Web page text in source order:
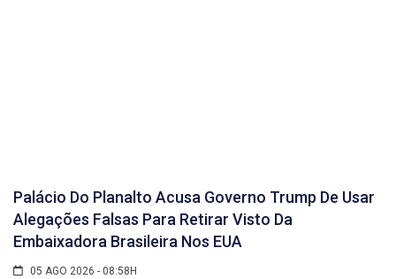
Palácio Do Planalto Acusa Governo Trump De Usar
Alegações Falsas Para Retirar Visto Da
Embaixadora Brasileira Nos EUA
05 AGO 2026 - 08:58H